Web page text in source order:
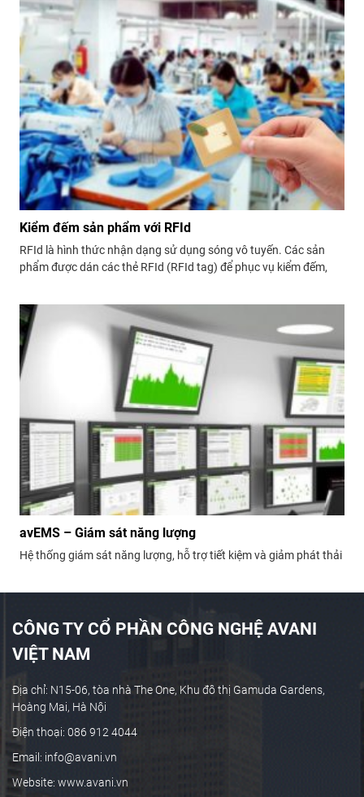
Kiểm đếm sản phẩm với RFId
RFId là hình thức nhận dạng sử dụng sóng vô tuyến. Các sản
phẩm được dán các thẻ RFId (RFId tag) để phục vụ kiểm đếm,
avEMS – Giám sát năng lượng
Hệ thống giám sát năng lượng, hỗ trợ tiết kiệm và giảm phát thải
CÔNG TY CỔ PHẦN CÔNG NGHỆ AVANI
VIỆT NAM
Địa chỉ: N15-06, tòa nhà The One, Khu đô thị Gamuda Gardens,
Hoàng Mai, Hà Nội
Điện thoại: 086 912 4044
Email: info@avani.vn
Website: www.avani.vn